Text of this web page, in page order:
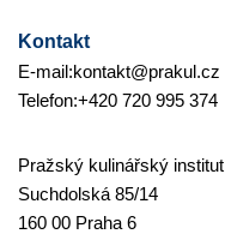
Kontakt
E-mail:kontakt@prakul.cz
Telefon:+420 720 995 374
Pražský kulinářský institut
Suchdolská 85/14
160 00 Praha 6